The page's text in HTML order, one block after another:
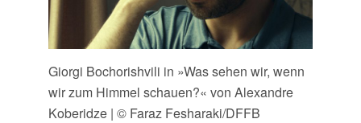
Giorgi Bochorishvili in »Was sehen wir, wenn
wir zum Himmel schauen?« von Alexandre
Koberidze | © Faraz Fesharaki/DFFB